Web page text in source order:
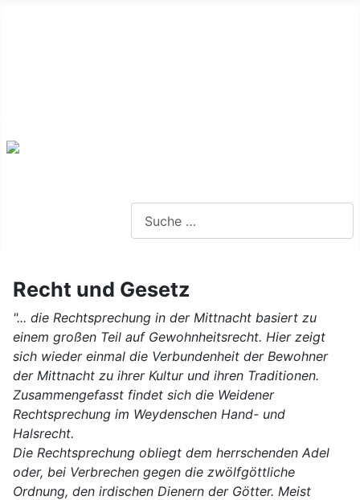
Recht und Gesetz
"... die Rechtsprechung in der Mittnacht basiert zu
einem großen Teil auf Gewohnheitsrecht. Hier zeigt
sich wieder einmal die Verbundenheit der Bewohner
der Mittnacht zu ihrer Kultur und ihren Traditionen.
Zusammengefasst findet sich die Weidener
Rechtsprechung im Weydenschen Hand- und
Halsrecht.
Die Rechtsprechung obliegt dem herrschenden Adel
oder, bei Verbrechen gegen die zwölfgöttliche
Ordnung, den irdischen Dienern der Götter. Meist